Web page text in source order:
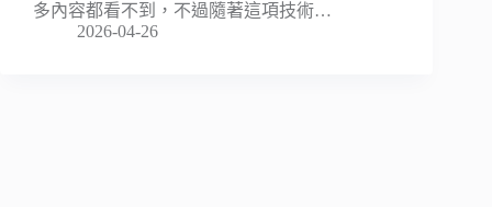
多內容都看不到，不過隨著這項技術…
2026-04-26